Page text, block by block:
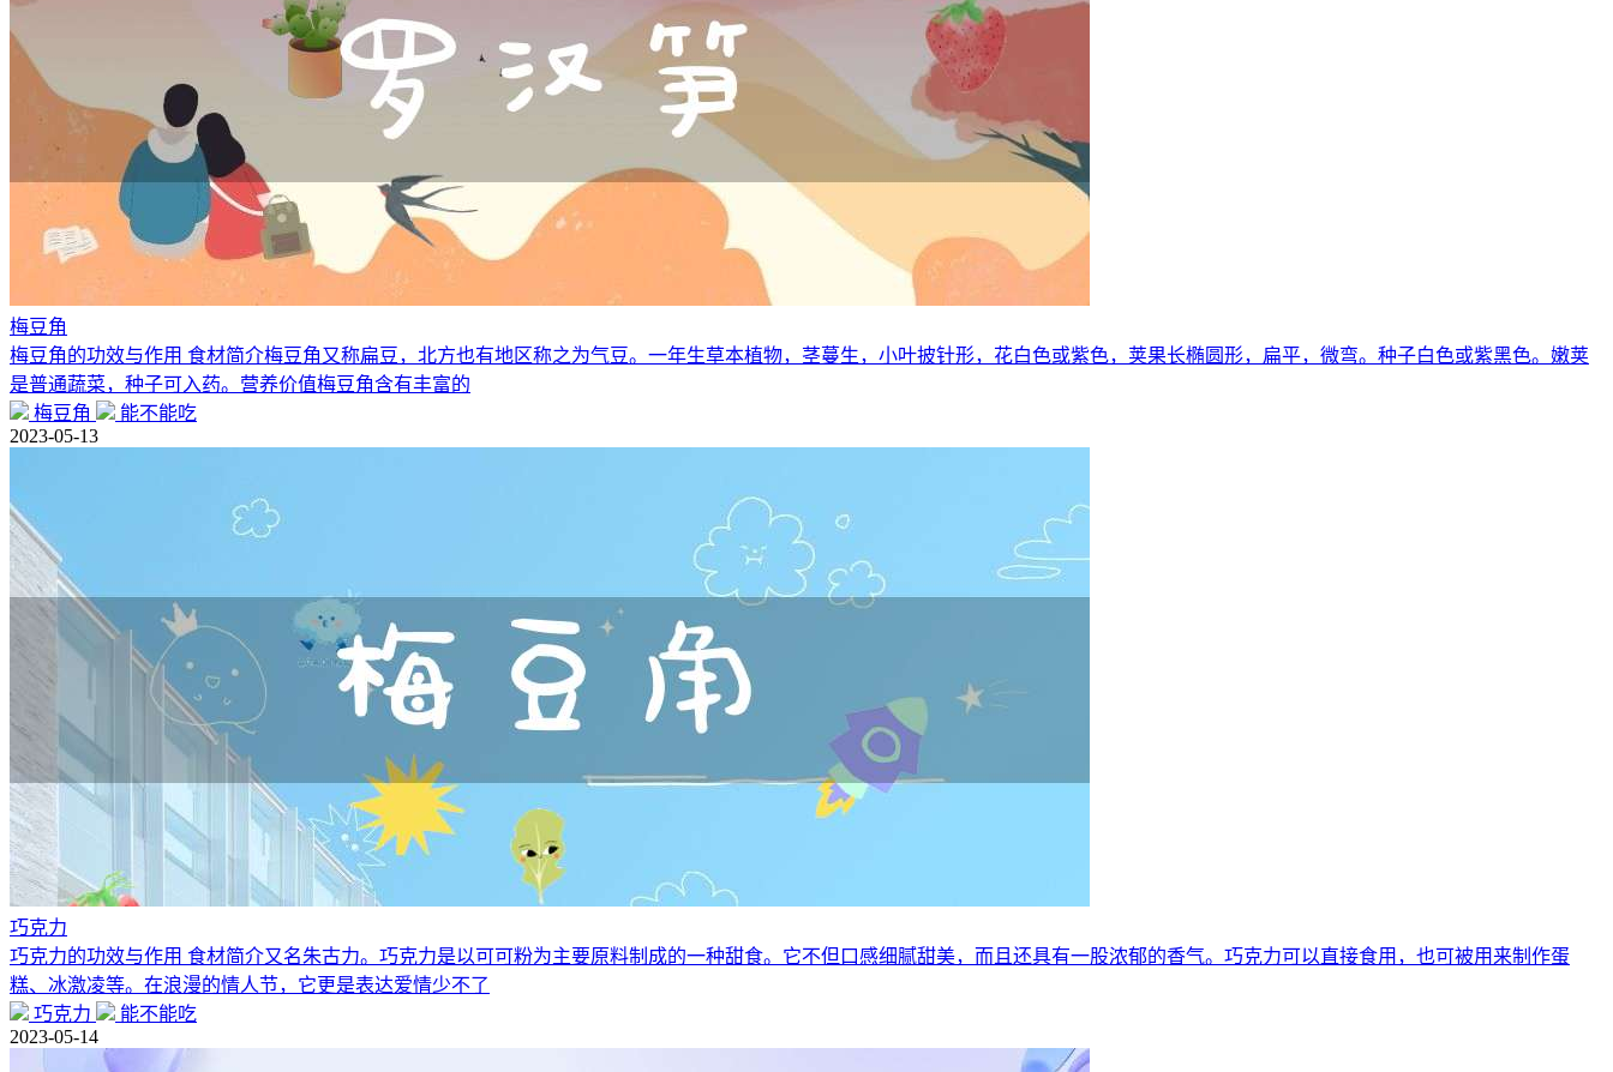
梅豆角
梅豆角的功效与作用 食材简介梅豆角又称扁豆，北方也有地区称之为气豆。一年生草本植物，茎蔓生，小叶披针形，花白色或紫色，荚果长椭圆形，扁平，微弯。种子白色或紫黑色。嫩荚
是普通蔬菜，种子可入药。营养价值梅豆角含有丰富的
梅豆角
能不能吃
2023-05-13
巧克力
巧克力的功效与作用 食材简介又名朱古力。巧克力是以可可粉为主要原料制成的一种甜食。它不但口感细腻甜美，而且还具有一股浓郁的香气。巧克力可以直接食用，也可被用来制作蛋
糕、冰激凌等。在浪漫的情人节，它更是表达爱情少不了
巧克力
能不能吃
2023-05-14